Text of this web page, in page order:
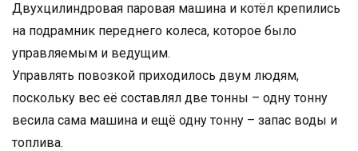
Двухцилиндровая паровая машина и котёл крепились
на подрамник переднего колеса, которое было
управляемым и ведущим.
Управлять повозкой приходилось двум людям,
поскольку вес её составлял две тонны – одну тонну
весила сама машина и ещё одну тонну – запас воды и
топлива.